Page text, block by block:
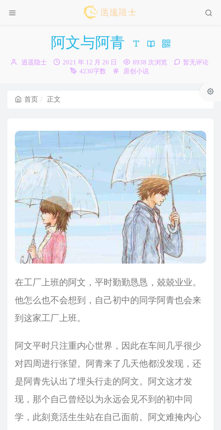
阿文与阿青
博
逍遥隐士
发
2021 年 12 月 26 日 8938 次浏览
暂无评论
4230字数
分
原创小说
首页 正文
在工厂上班的阿文，平时勤勤恳恳，兢兢业业。
他怎么也不会想到，自己初中的同学阿青也会来
到这家工厂上班。
阿文平时只注重内心世界，因此在车间几乎很少
对四周进行张望。阿青来了几天他都没发现，还
是阿青先认出了埋头行走的阿文。阿文这才发
现，那个自己曾经以为永远会见不到的初中同
学，此刻竟活生生站在自己面前。阿文难掩内心